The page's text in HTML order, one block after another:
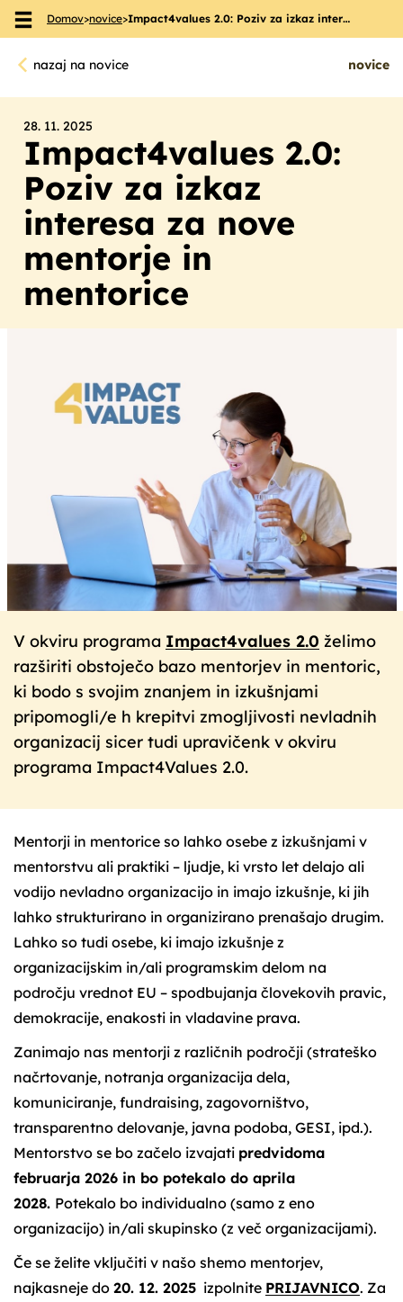
Skoči na vsebino
Domov>novice>Impact4values 2.0: Poziv za izkaz inter…
nazaj na novice novice
28. 11. 2025
Impact4values 2.0:
Poziv za izkaz
interesa za nove
mentorje in
mentorice
V okviru programa Impact4values 2.0 želimo
razširiti obstoječo bazo mentorjev in mentoric,
ki bodo s svojim znanjem in izkušnjami
pripomogli/e h krepitvi zmogljivosti nevladnih
organizacij sicer tudi upravičenk v okviru
programa Impact4Values ​​2.0.
Mentorji in mentorice so lahko osebe z izkušnjami v
mentorstvu ali praktiki – ljudje, ki vrsto let delajo ali
vodijo nevladno organizacijo in imajo izkušnje, ki jih
lahko strukturirano in organizirano prenašajo drugim.
Lahko so tudi osebe, ki imajo izkušnje z
organizacijskim in/ali programskim delom na
področju vrednot EU – spodbujanja človekovih pravic,
demokracije, enakosti in vladavine prava.
Zanimajo nas mentorji z različnih področji (strateško
načrtovanje, notranja organizacija dela,
komuniciranje, fundraising, zagovorništvo,
transparentno delovanje, javna podoba, GESI, ipd.).
Mentorstvo se bo začelo izvajati predvidoma
februarja 2026 in bo potekalo do aprila
2028. Potekalo bo individualno (samo z eno
organizacijo) in/ali skupinsko (z več organizacijami).
Če se želite vključiti v našo shemo mentorjev,
najkasneje do 20. 12. 2025 izpolnite PRIJAVNICO. Za